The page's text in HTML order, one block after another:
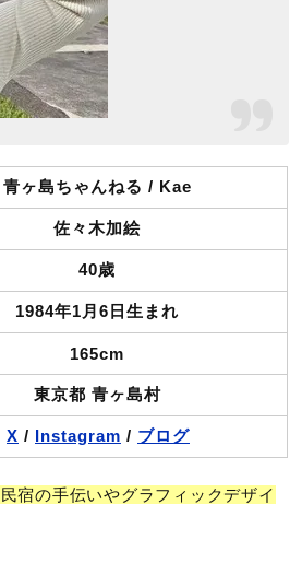
青ヶ島ちゃんねる / Kae
佐々木加絵
40歳
1984年1月6日生まれ
165cm
東京都 青ヶ島村
X / Instagram / ブログ
宿の手伝いやグラフィックデザイ